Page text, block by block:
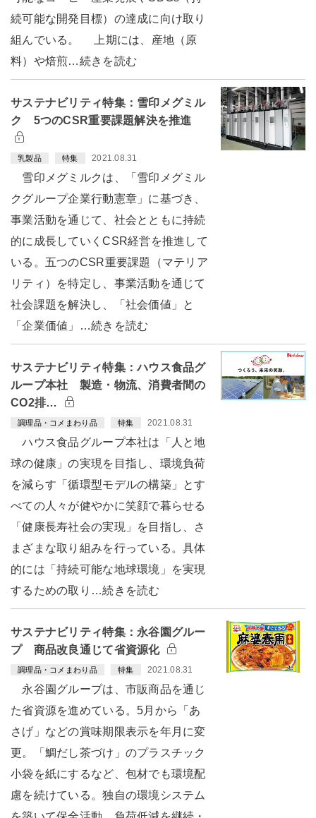
続可能な開発目標）の達成に向け取り
組んでいる。 上期には、産地（原
料）や焙煎…続きを読む
サステナビリティ特集：雪印メグミル
ク 5つのCSR重要課題解決を推進
乳製品 特集 2021.08.31
雪印メグミルクは、「雪印メグミル
クグループ企業行動憲章」に基づき、
事業活動を通じて、社会とともに持続
的に成長していくCSR経営を推進して
いる。五つのCSR重要課題（マテリア
リティ）を特定し、事業活動を通じて
社会課題を解決し、「社会価値」と
「企業価値」…続きを読む
サステナビリティ特集：ハウス食品グ
ループ本社 製造・物流、消費者間の
CO2排…
調理品・コメまわり品 特集 2021.08.31
ハウス食品グループ本社は「人と地
球の健康」の実現を目指し、環境負荷
を減らす「循環型モデルの構築」とす
べての人々が健やかに笑顔で暮らせる
「健康長寿社会の実現」を目指し、さ
まざまな取り組みを行っている。具体
的には「持続可能な地球環境」を実現
するための取り…続きを読む
サステナビリティ特集：永谷園グルー
プ 商品改良通じて省資源化
調理品・コメまわり品 特集 2021.08.31
永谷園グループは、市販商品を通じ
た省資源を進めている。5月から「あ
さげ」などの賞味期限表示を年月に変
更。「鯛だし茶づけ」のプラスチック
小袋を紙にするなど、包材でも環境配
慮を続けている。独自の環境システム